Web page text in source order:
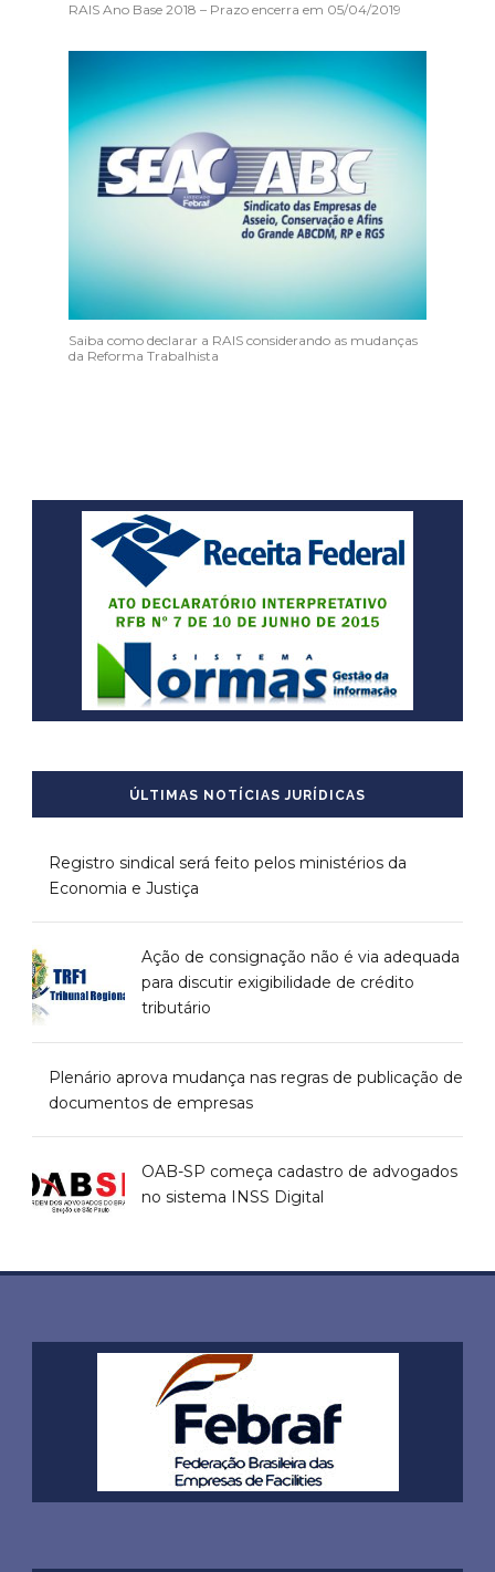
RAIS Ano Base 2018 – Prazo encerra em 05/04/2019
Saiba como declarar a RAIS considerando as mudanças
da Reforma Trabalhista
ÚLTIMAS NOTÍCIAS JURÍDICAS
Registro sindical será feito pelos ministérios da
Economia e Justiça
Ação de consignação não é via adequada
para discutir exigibilidade de crédito
tributário
Plenário aprova mudança nas regras de publicação de
documentos de empresas
OAB-SP começa cadastro de advogados
no sistema INSS Digital